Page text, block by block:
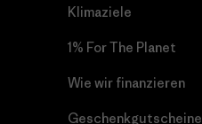
Klimaziele
1% For The Planet
Wie wir finanzieren
Geschenkgutscheine